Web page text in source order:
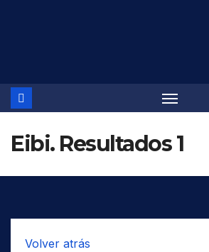
Eibi. Resultados 1
Volver atrás